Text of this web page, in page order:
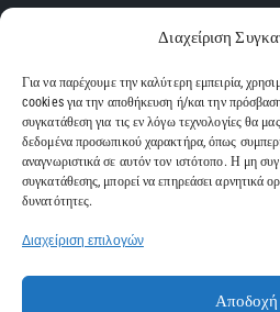
Διαχείριση
Για να παρέχουμε την καλύτερη εμπειρία,
cookies για την αποθήκευση ή/και την
συγκατάθεση για τις εν λόγω τεχνολογίες θα
δεδομένα προσωπικού χαρακτήρα, όπως
αναγνωριστικά σε αυτόν τον ιστότοπο. Η μη
συγκατάθεσης, μπορεί να επηρεάσει αρνητικά
δυνατότητες.
Διαχείριση επιλογών
Αποδοχή
ΧΡΗΣΙΜΑ LINK
ΥΠΗΡΕΣΙΕΣ
ΕΤΑΙΡΙΑ
ΚΑΤΑΣΤΗΜΑ
ΕΠΙΚΟΙΝΩΝΙΑ
Diamantisch.gr© 2026. All rights
Nuntiusweb